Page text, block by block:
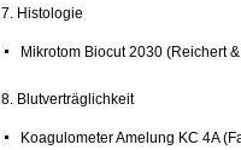
7. Histologie
Mikrotom Biocut 2030 (Reichert
8. Blutverträglichkeit
Koagulometer Amelung KC 4A